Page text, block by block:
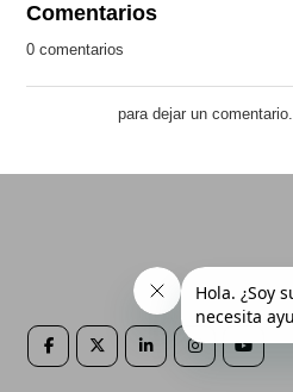
Comentarios
0 comentarios
para dejar un comentario.